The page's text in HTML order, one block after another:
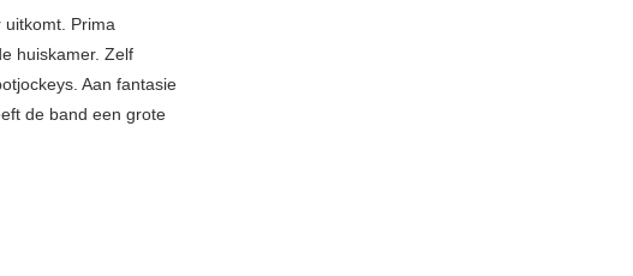
Prima
huiskamer. Zelf
Aan fantasie
de band een grote